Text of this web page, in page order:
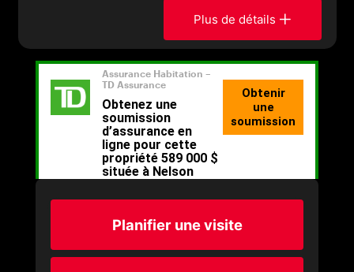
Plus de détails
Planifier une visite